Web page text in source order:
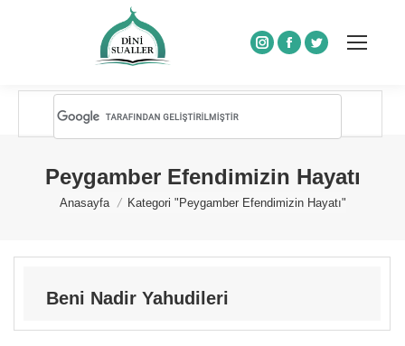
Instagram
Facebook
Twitter
Peygamber Efendimizin Hayatı
You are here:
Anasayfa Kategori "Peygamber Efendimizin Hayatı"
Beni Nadir Yahudileri